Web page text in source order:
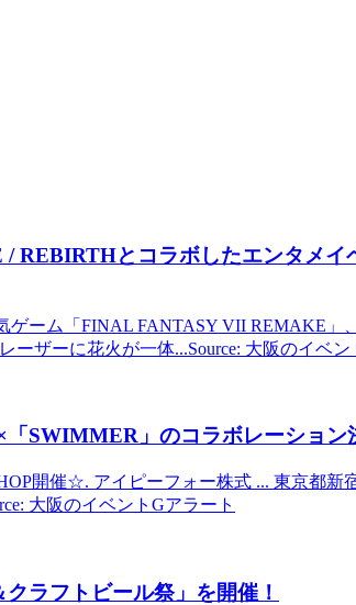
REBIRTHとコラボしたエンタメイ
ゲーム「FINAL FANTASY VII REMAKE」
ーザーに花火が一体...Source: 大阪のイベン
SWIMMER」のコラボレーショ
開催☆. アイピーフォー株式 ... 東京都
大阪のイベントGアラート
ラフトビール祭」を開催！